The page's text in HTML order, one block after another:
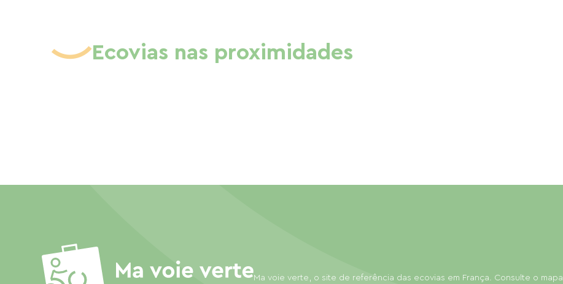
Ecovias nas proximidades
Ma voie verte, o site de referência das ecovias em França. Consulte o mapa